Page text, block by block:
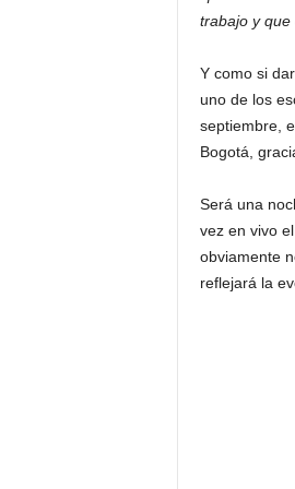
trabajo y
Y como si
uno de los
septiembre,
Bogotá,
Será una
vez en vivo el
obviamente
reflejará la